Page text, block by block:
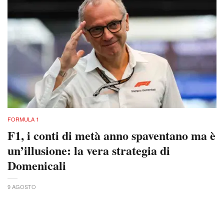
FORMULA 1
F1, i conti di metà anno spaventano ma è
un’illusione: la vera strategia di
Domenicali
9 AGOSTO